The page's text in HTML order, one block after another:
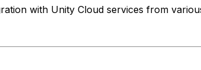
with Unity Cloud services from